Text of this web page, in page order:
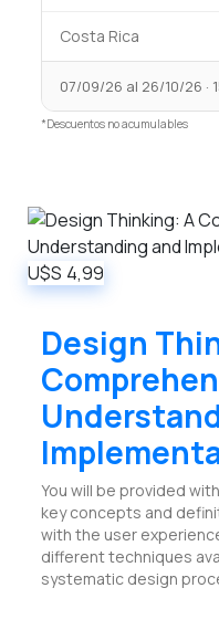
Costa Rica
07/09/26 al 26/10/26 ·
*Descuentos no acumulables
U$S 4,99
Design
You will be provided
key concepts and
with the user
different techniques
systematic design